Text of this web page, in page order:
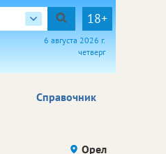
18+
6 августа 2026 г.
четверг
Справочник
Орел